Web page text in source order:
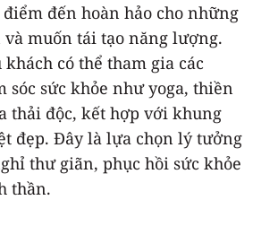
đến hoàn hảo cho những
muốn tái tạo năng lượng.
có thể tham gia các
sóc sức khỏe như yoga, thiền
thải độc, kết hợp với khung
đẹp. Đây là lựa chọn lý tưởng
thư giãn, phục hồi sức khỏe
thần.